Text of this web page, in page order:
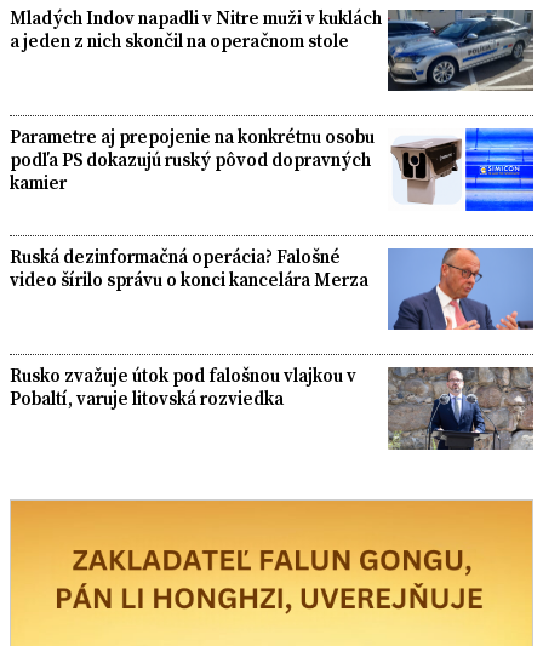
Mladých Indov napadli v Nitre muži v kuklách
a jeden z nich skončil na operačnom stole
Parametre aj prepojenie na konkrétnu osobu
podľa PS dokazujú ruský pôvod dopravných
kamier
Ruská dezinformačná operácia? Falošné
video šírilo správu o konci kancelára Merza
Rusko zvažuje útok pod falošnou vlajkou v
Pobaltí, varuje litovská rozviedka